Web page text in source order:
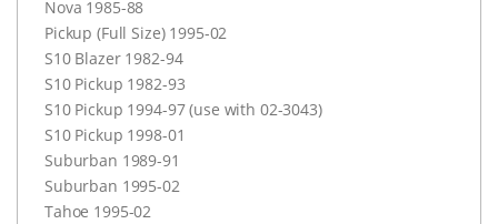
Nova 1985-88
Pickup (Full Size) 1995-02
S10 Blazer 1982-94
S10 Pickup 1982-93
S10 Pickup 1994-97 (use with 02-3043)
S10 Pickup 1998-01
Suburban 1989-91
Suburban 1995-02
Tahoe 1995-02